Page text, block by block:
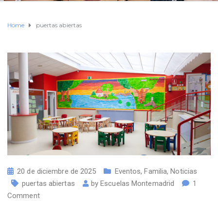
Home puertas abiertas
20 de diciembre de 2025 Eventos,Familia,Noticias
puertas abiertas
byEscuelas Montemadrid
1
Comment